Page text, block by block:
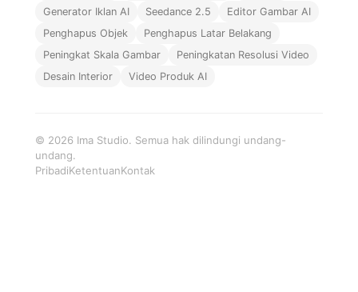
Generator Iklan AI
Seedance 2.5
Editor Gambar AI
Penghapus Objek
Penghapus Latar Belakang
Peningkat Skala Gambar
Peningkatan Resolusi Video
Desain Interior
Video Produk AI
© 2026 Ima Studio. Semua hak dilindungi undang-
undang.
PribadiKetentuanKontak